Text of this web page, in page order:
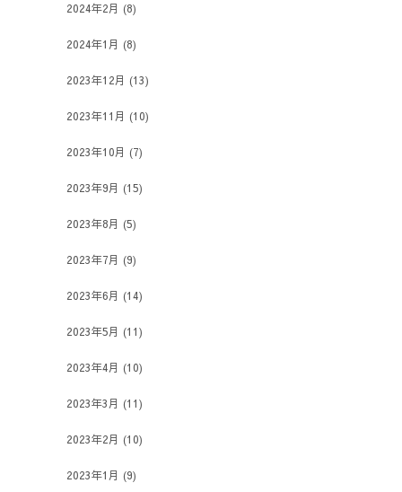
2024年2月 (8)
2024年1月 (8)
2023年12月 (13)
2023年11月 (10)
2023年10月 (7)
2023年9月 (15)
2023年8月 (5)
2023年7月 (9)
2023年6月 (14)
2023年5月 (11)
2023年4月 (10)
2023年3月 (11)
2023年2月 (10)
2023年1月 (9)